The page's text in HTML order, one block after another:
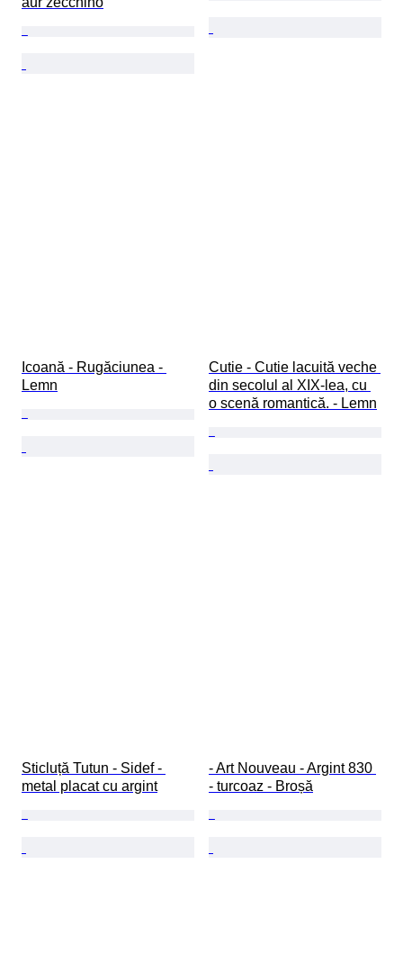
Icoană - Rugăciunea -
Lemn
Cutie - Cutie lacuită veche
din secolul al XIX-lea, cu
o scenă romantică. - Lemn
Sticluță Tutun - Sidef -
metal placat cu argint
- Art Nouveau - Argint 830
- turcoaz - Broșă